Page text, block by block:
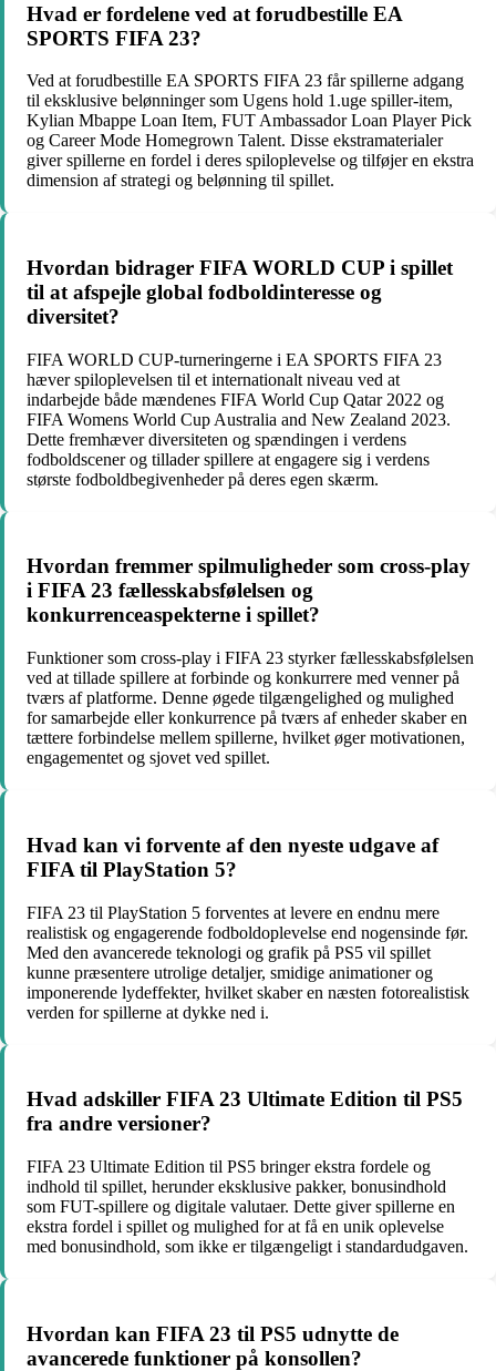
Hvad er fordelene ved at forudbestille EA
SPORTS FIFA 23?
Ved at forudbestille EA SPORTS FIFA 23 får spillerne adgang
til eksklusive belønninger som Ugens hold 1.uge spiller-item,
Kylian Mbappe Loan Item, FUT Ambassador Loan Player Pick
og Career Mode Homegrown Talent. Disse ekstramaterialer
giver spillerne en fordel i deres spiloplevelse og tilføjer en ekstra
dimension af strategi og belønning til spillet.
Hvordan bidrager FIFA WORLD CUP i spillet
til at afspejle global fodboldinteresse og
diversitet?
FIFA WORLD CUP-turneringerne i EA SPORTS FIFA 23
hæver spiloplevelsen til et internationalt niveau ved at
indarbejde både mændenes FIFA World Cup Qatar 2022 og
FIFA Womens World Cup Australia and New Zealand 2023.
Dette fremhæver diversiteten og spændingen i verdens
fodboldscener og tillader spillere at engagere sig i verdens
største fodboldbegivenheder på deres egen skærm.
Hvordan fremmer spilmuligheder som cross-play
i FIFA 23 fællesskabsfølelsen og
konkurrenceaspekterne i spillet?
Funktioner som cross-play i FIFA 23 styrker fællesskabsfølelsen
ved at tillade spillere at forbinde og konkurrere med venner på
tværs af platforme. Denne øgede tilgængelighed og mulighed
for samarbejde eller konkurrence på tværs af enheder skaber en
tættere forbindelse mellem spillerne, hvilket øger motivationen,
engagementet og sjovet ved spillet.
Hvad kan vi forvente af den nyeste udgave af
FIFA til PlayStation 5?
FIFA 23 til PlayStation 5 forventes at levere en endnu mere
realistisk og engagerende fodboldoplevelse end nogensinde før.
Med den avancerede teknologi og grafik på PS5 vil spillet
kunne præsentere utrolige detaljer, smidige animationer og
imponerende lydeffekter, hvilket skaber en næsten fotorealistisk
verden for spillerne at dykke ned i.
Hvad adskiller FIFA 23 Ultimate Edition til PS5
fra andre versioner?
FIFA 23 Ultimate Edition til PS5 bringer ekstra fordele og
indhold til spillet, herunder eksklusive pakker, bonusindhold
som FUT-spillere og digitale valutaer. Dette giver spillerne en
ekstra fordel i spillet og mulighed for at få en unik oplevelse
med bonusindhold, som ikke er tilgængeligt i standardudgaven.
Hvordan kan FIFA 23 til PS5 udnytte de
avancerede funktioner på konsollen?